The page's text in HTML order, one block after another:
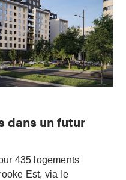
dans un futur
435 logements
Est, via le